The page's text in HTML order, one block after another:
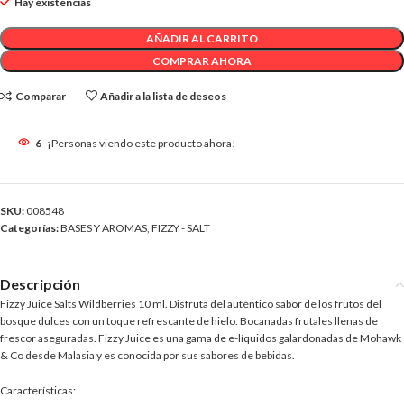
AÑADIR AL CARRITO
COMPRAR AHORA
Comparar Añadir a la lista de deseos
6 ¡Personas viendo este producto ahora!
SKU: 008548
Categorías:BASES Y AROMAS, FIZZY - SALT
Descripción
Fizzy Juice Salts Wildberries 10 ml. Disfruta del auténtico sabor de los frutos del
bosque dulces con un toque refrescante de hielo. Bocanadas frutales llenas de
frescor aseguradas. Fizzy Juice es una gama de e-líquidos galardonadas de Mohawk
& Co desde Malasia y es conocida por sus sabores de bebidas.
Características: